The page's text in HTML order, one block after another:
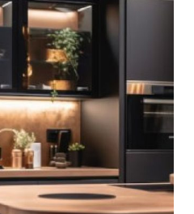
הברז –
כאשר מדובר בעיצוב מטבח,
לקחת בחשבון, החל
וכל מה